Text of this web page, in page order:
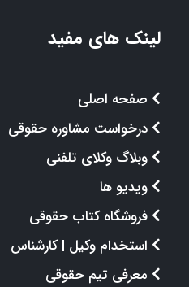
لینک های مفید
صفحه اصلی
درخواست مشاوره حقوقی
وبلاگ وکلای تلفنی
ویدیو ها
فروشگاه کتاب حقوقی
استخدام وکیل | کارشناس
معرفی تیم حقوقی